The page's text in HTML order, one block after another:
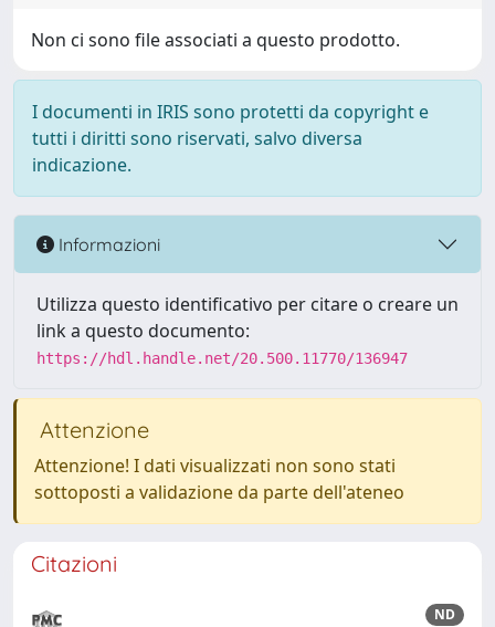
Non ci sono file associati a questo prodotto.
I documenti in IRIS sono protetti da copyright e
tutti i diritti sono riservati, salvo diversa
indicazione.
Informazioni
Utilizza questo identificativo per citare o creare un
link a questo documento:
https://hdl.handle.net/20.500.11770/136947
Attenzione
Attenzione! I dati visualizzati non sono stati
sottoposti a validazione da parte dell'ateneo
Citazioni
ND